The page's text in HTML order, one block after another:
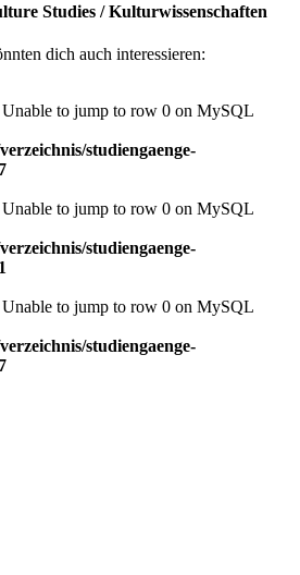
Studies / Kulturwissenschaften
dich auch interessieren:
Unable to jump to row 0 on MySQL
studiengaenge-
Unable to jump to row 0 on MySQL
studiengaenge-
Unable to jump to row 0 on MySQL
studiengaenge-